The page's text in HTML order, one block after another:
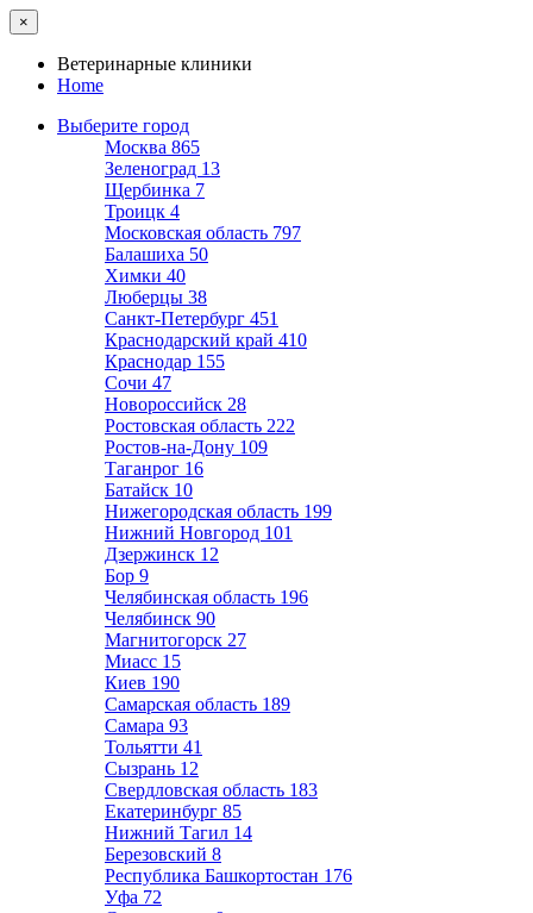
×
Ветеринарные клиники
Home
Выберите город
Москва 865
Зеленоград 13
Щербинка 7
Троицк 4
Московская область 797
Балашиха 50
Химки 40
Люберцы 38
Санкт-Петербург 451
Краснодарский край 410
Краснодар 155
Сочи 47
Новороссийск 28
Ростовская область 222
Ростов-на-Дону 109
Таганрог 16
Батайск 10
Нижегородская область 199
Нижний Новгород 101
Дзержинск 12
Бор 9
Челябинская область 196
Челябинск 90
Магнитогорск 27
Миасс 15
Киев 190
Самарская область 189
Самара 93
Тольятти 41
Сызрань 12
Свердловская область 183
Екатеринбург 85
Нижний Тагил 14
Березовский 8
Республика Башкортостан 176
Уфа 72